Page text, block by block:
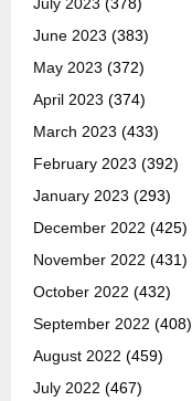
June 2023 (383)
May 2023 (372)
April 2023 (374)
March 2023 (433)
February 2023 (392)
January 2023 (293)
December 2022 (425)
November 2022 (431)
October 2022 (432)
September 2022 (408)
August 2022 (459)
July 2022 (467)